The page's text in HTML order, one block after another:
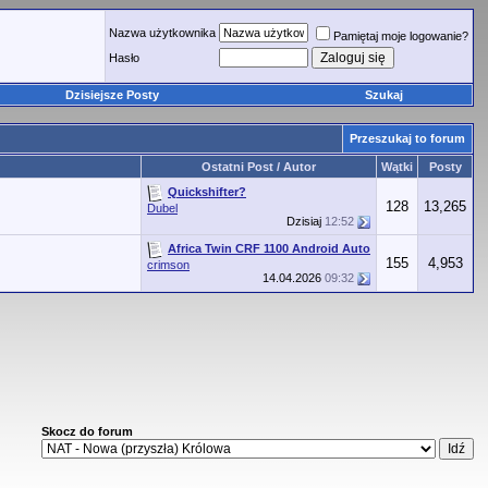
Nazwa użytkownika
Pamiętaj moje logowanie?
Hasło
Dzisiejsze Posty Szukaj
Przeszukaj to forum
Ostatni Post / Autor Wątki Posty
Quickshifter?
Dubel
Dzisiaj 12:52
128 13,265
Africa Twin CRF 1100 Android Auto
crimson
14.04.2026 09:32
155 4,953
Skocz do forum